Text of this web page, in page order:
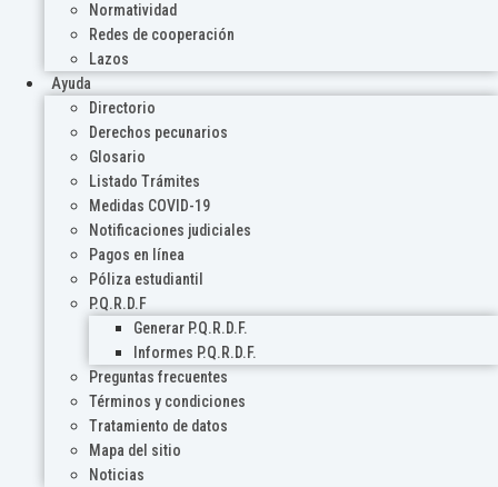
Normatividad
Redes de cooperación
Lazos
Ayuda
Directorio
Derechos pecunarios
Glosario
Listado Trámites
Medidas COVID-19
Notificaciones judiciales
Pagos en línea
Póliza estudiantil
P.Q.R.D.F
Generar P.Q.R.D.F.
Informes P.Q.R.D.F.
Preguntas frecuentes
Términos y condiciones
Tratamiento de datos
Mapa del sitio
Noticias